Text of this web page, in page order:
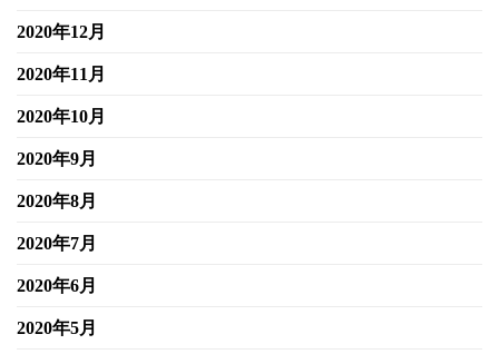
2020年12月
2020年11月
2020年10月
2020年9月
2020年8月
2020年7月
2020年6月
2020年5月